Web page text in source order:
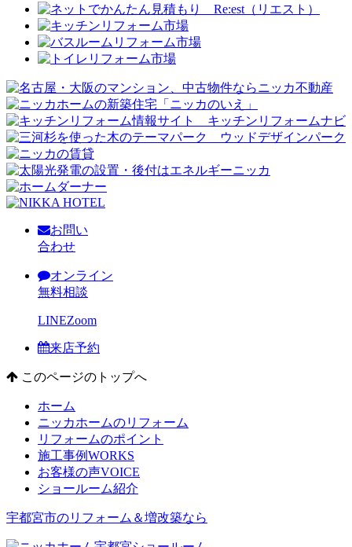
お問い
合わせ
オンライン
無料相談
LINEZoom
来店予約
このページのトップへ
ホーム
ニッカホームのリフォーム
リフォームのポイント
施工事例WORKS
お客様の声VOICE
ショールーム紹介
宇都宮市のリフォーム＆増改築なら